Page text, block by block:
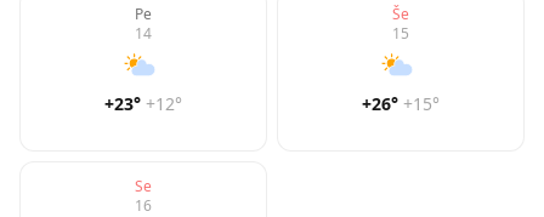
Pe
14
+23° +12°
Še
15
+26° +15°
Se
16